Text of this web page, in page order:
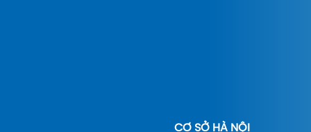
CƠ SỞ HÀ NỘI